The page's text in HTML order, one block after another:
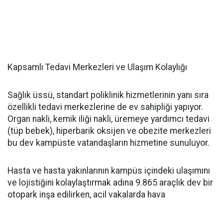
Kapsamlı Tedavi Merkezleri ve Ulaşım Kolaylığı
Sağlık üssü, standart poliklinik hizmetlerinin yanı sıra
özellikli tedavi merkezlerine de ev sahipliği yapıyor.
Organ nakli, kemik iliği nakli, üremeye yardımcı tedavi
(tüp bebek), hiperbarik oksijen ve obezite merkezleri
bu dev kampüste vatandaşların hizmetine sunuluyor.
Hasta ve hasta yakınlarının kampüs içindeki ulaşımını
ve lojistiğini kolaylaştırmak adına 9.865 araçlık dev bir
otopark inşa edilirken, acil vakalarda hava